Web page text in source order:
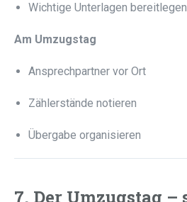
Wichtige Unterlagen bereitlegen
Am Umzugstag
Ansprechpartner vor Ort
Zählerstände notieren
Übergabe organisieren
7. Der Umzugstag –